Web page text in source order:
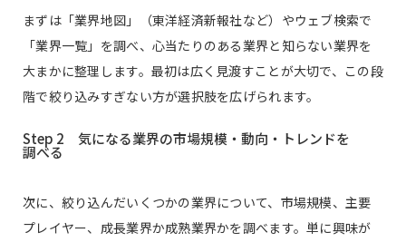
まずは「業界地図」（東洋経済新報社など）やウェブ検索で
「業界一覧」を調べ、心当たりのある業界と知らない業界を
大まかに整理します。最初は広く見渡すことが大切で、この段
階で絞り込みすぎない方が選択肢を広げられます。
Step 2 気になる業界の市場規模・動向・トレンドを
調べる
次に、絞り込んだいくつかの業界について、市場規模、主要
プレイヤー、成長業界か成熟業界かを調べます。単に興味が